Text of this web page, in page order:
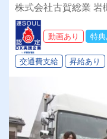
しあり
株式会社古賀総業 岩
動画あり 特典
交通費支給 昇給あり